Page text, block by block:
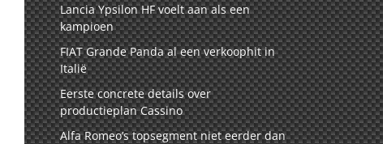
Lancia Ypsilon HF voelt aan als een
kampioen
FIAT Grande Panda al een verkoophit in
Italië
Eerste concrete details over
productieplan Cassino
Alfa Romeo’s topsegment niet eerder dan